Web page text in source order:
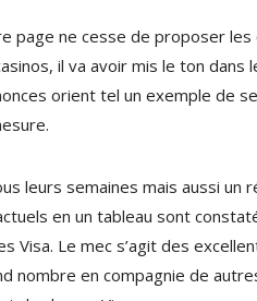
page ne cesse de proposer les
il va avoir mis le ton dans
orient tel un exemple de
leurs semaines mais aussi un
en un tableau sont
Visa. Le mec s’agit des
nombre en compagnie de